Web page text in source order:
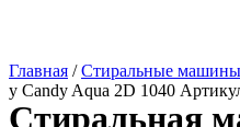
Главная /Стиральные машины
у Candy Aqua 2D 1040
Стиральная